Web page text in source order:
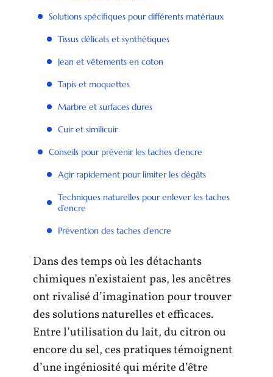
Solutions spécifiques pour différents matériaux
Tissus délicats et synthétiques
Jean et vêtements en coton
Tapis et moquettes
Marbre et surfaces dures
Cuir et similicuir
Conseils pour prévenir les taches d’encre
Agir rapidement pour limiter les dégâts
Techniques naturelles pour enlever les taches
d’encre
Prévention des taches d’encre
Dans des temps où les détachants
chimiques n’existaient pas, les ancêtres
ont rivalisé d’imagination pour trouver
des solutions naturelles et efficaces.
Entre l’utilisation du lait, du citron ou
encore du sel, ces pratiques témoignent
d’une ingéniosité qui mérite d’être